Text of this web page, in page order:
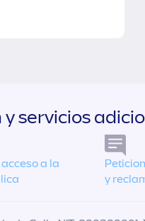
servicios
a la
y